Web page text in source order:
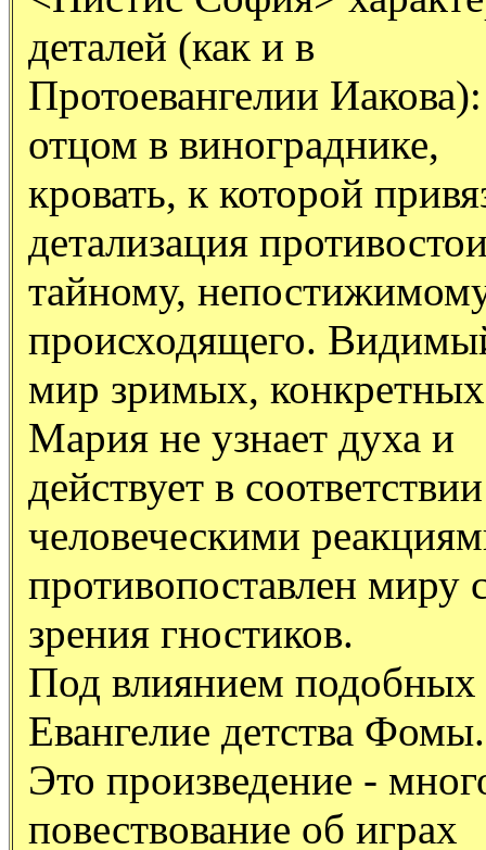
деталей (как и в
Протоевангелии
отцом в винограднике,
кровать, к которой
детализация
тайному,
происходящего.
мир зримых,
Мария не узнает духа и
действует в
человеческими
противопоставлен миру
зрения гностиков.
Под влиянием подобных
Евангелие детства Фомы.
Это произведение -
повествование об играх